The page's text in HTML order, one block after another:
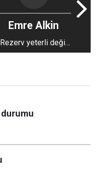
Emre Alkin
Rezerv yeterli değil
ama güven eksikliği